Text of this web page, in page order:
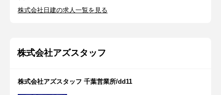
株式会社日建の求人一覧を見る
株式会社アズスタッフ
株式会社アズスタッフ 千葉営業所/dd11